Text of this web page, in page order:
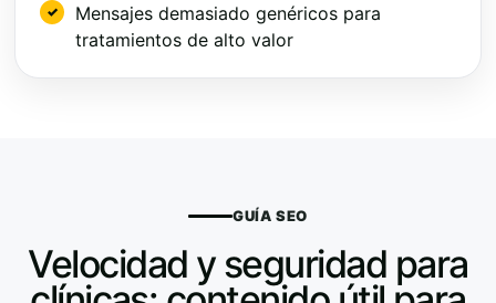
Mensajes demasiado genéricos para
tratamientos de alto valor
GUÍA SEO
Velocidad y seguridad para